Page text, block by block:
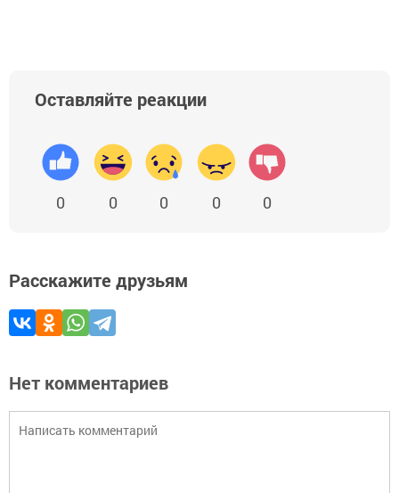
Оставляйте реакции
0 0 0 0 0
Расскажите друзьям
Нет комментариев